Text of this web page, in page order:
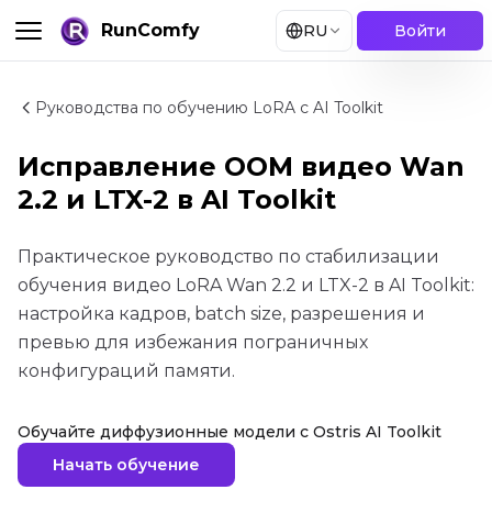
RunComfy RU Войти
Руководства по обучению LoRA с AI Toolkit
Исправление OOM видео Wan
2.2 и LTX-2 в AI Toolkit
Практическое руководство по стабилизации
обучения видео LoRA Wan 2.2 и LTX-2 в AI Toolkit:
настройка кадров, batch size, разрешения и
превью для избежания пограничных
конфигураций памяти.
Обучайте диффузионные модели с Ostris AI Toolkit
Начать обучение